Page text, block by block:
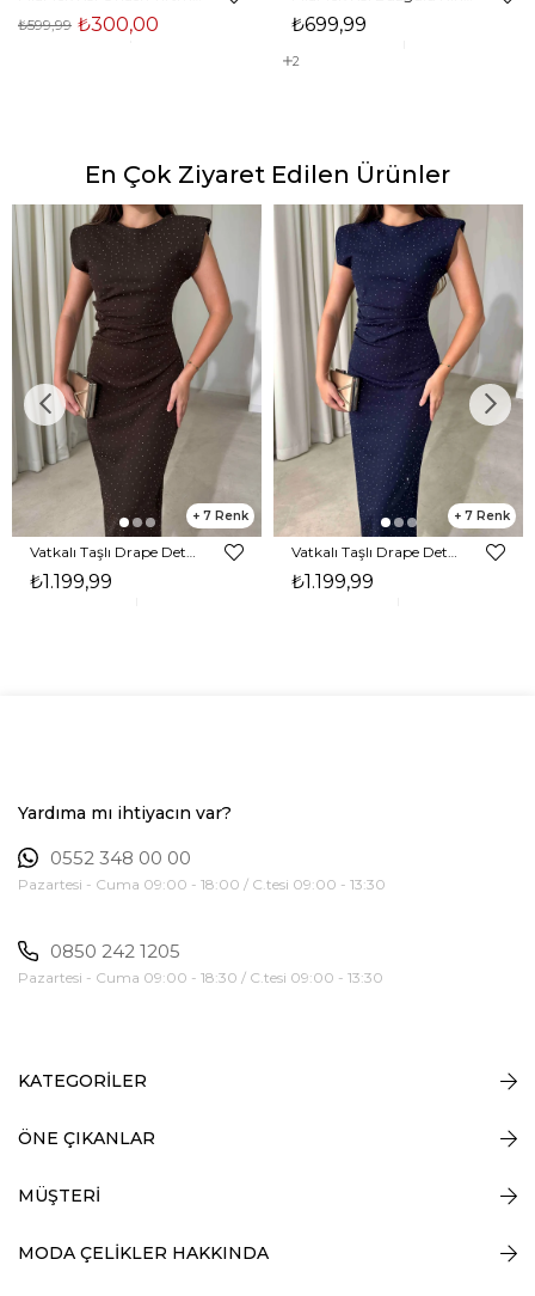
₺300,00
₺599,99 ₺699,99
2
En Çok Ziyaret Edilen Ürünler
7
₺1.199,99
7
₺1.199,99
Yardıma mı ihtiyacın var?
0552 348 00 00
Pazartesi - Cuma 09:00 - 18:00 / C.tesi 09:00 - 13:30
0850 242 1205
Pazartesi - Cuma 09:00 - 18:30 / C.tesi 09:00 - 13:30
KATEGORİLER
ÖNE ÇIKANLAR
MÜŞTERİ
MODA ÇELİKLER HAKKINDA